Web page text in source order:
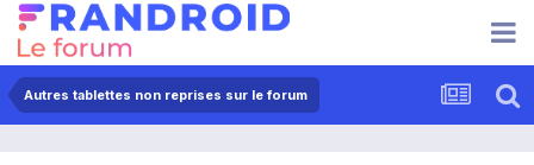
Autres tablettes non reprises sur le forum